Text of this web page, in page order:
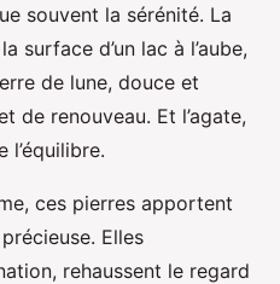
souvent la sérénité. La
surface d’un lac à l’aube,
de lune, douce et
de renouveau. Et l’agate,
l’équilibre.
ces pierres apportent
Elles
rehaussent le regard